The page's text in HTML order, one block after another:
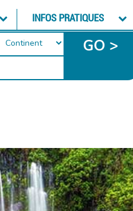
INFOS PRATIQUES
GO >